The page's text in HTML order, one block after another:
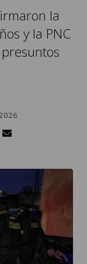
la
y la PNC